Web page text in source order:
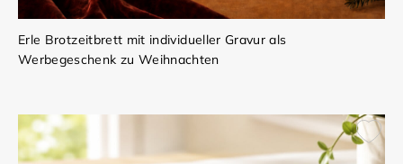
Erle Brotzeitbrett mit individueller Gravur als
Werbegeschenk zu Weihnachten